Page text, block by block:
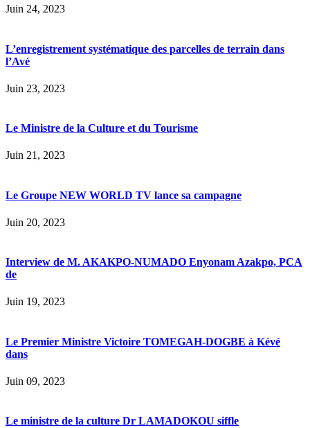
Juin 24, 2023
L’enregistrement systématique des parcelles de terrain dans
l’Avé
Juin 23, 2023
Le Ministre de la Culture et du Tourisme
Juin 21, 2023
Le Groupe NEW WORLD TV lance sa campagne
Juin 20, 2023
Interview de M. AKAKPO-NUMADO Enyonam Azakpo, PCA
de
Juin 19, 2023
Le Premier Ministre Victoire TOMEGAH-DOGBE à Kévé
dans
Juin 09, 2023
Le ministre de la culture Dr LAMADOKOU siffle